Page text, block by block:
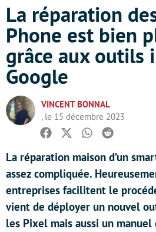
La réparation
Phone est bien
grâce aux outils
Google
VINCENT BONNAL
, le 15 décembre 2023
Facebook
TwitterWhatsapp
Reddit
La réparation maison d’un
assez compliquée.
entreprises facilitent le
vient de déployer un nouvel
les Pixel mais aussi un